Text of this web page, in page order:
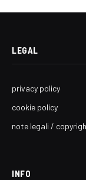
LEGAL
privacy policy
cookie policy
note legali /
INFO